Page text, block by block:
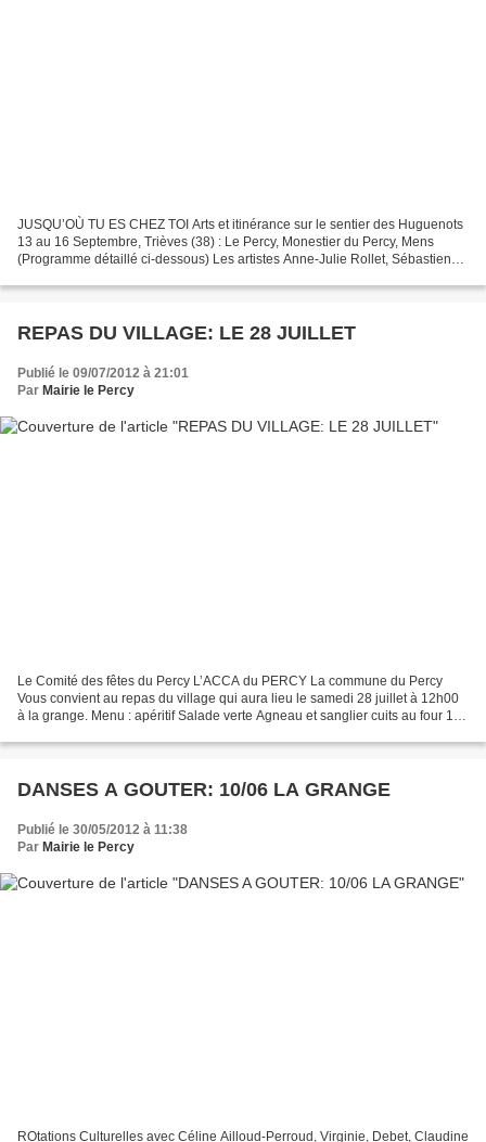
JUSQU’OÙ TU ES CHEZ TOI Arts et itinérance sur le sentier des Huguenots
13 au 16 Septembre, Trièves (38) : Le Percy, Monestier du Percy, Mens
(Programme détaillé ci-dessous) Les artistes Anne-Julie Rollet, Sébastien
REPAS DU VILLAGE: LE 28 JUILLET
Publié le 09/07/2012 à 21:01
Par Mairie le Percy
Le Comité des fêtes du Percy L’ACCA du PERCY La commune du Percy
Vous convient au repas du village qui aura lieu le samedi 28 juillet à 12h00
à la grange. Menu : apéritif Salade verte Agneau et sanglier cuits au four 17
DANSES A GOUTER: 10/06 LA GRANGE
Publié le 30/05/2012 à 11:38
Par Mairie le Percy
ROtations Culturelles avec Céline Ailloud-Perroud, Virginie, Debet, Claudine